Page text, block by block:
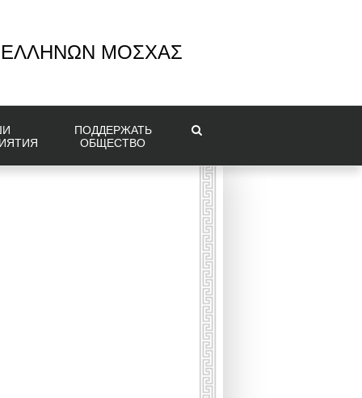
ΜΟΣΧΑΣ
ПОДДЕРЖАТЬ
ОБЩЕСТВО